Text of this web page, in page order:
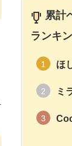
累計
ランキ
1 ほ
2 ミ
3